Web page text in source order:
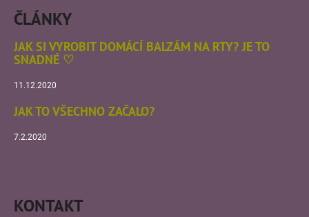
ČLÁNKY
JAK SI VYROBIT DOMÁCÍ BALZÁM NA RTY? JE TO
SNADNÉ ♡
11.12.2020
JAK TO VŠECHNO ZAČALO?
7.2.2020
KONTAKT